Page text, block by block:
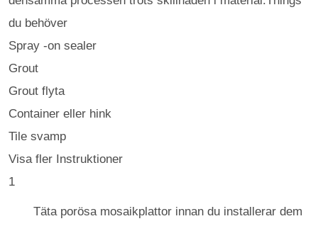
du behöver
Spray -on sealer
Grout
Grout flyta
Container eller hink
Tile svamp
Visa fler Instruktioner
1
Täta porösa mosaikplattor innan du installerar dem